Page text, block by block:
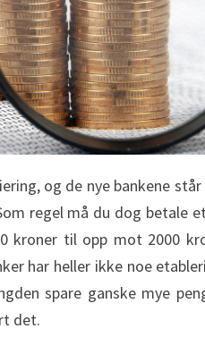
og de nye bankene
regel må du dog betale
kroner til opp mot 2000
har heller ikke noe
spare ganske mye
det.